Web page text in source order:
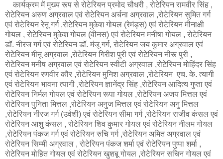
कार्यक्रम में मुख्य रूप से रोटेरियन प्रमोद चौधरी , रोटेरियन रामवीर सिंह ,
रोटेरियन अरुण अग्रवाल एवं रोटेरियन अर्चना अग्रवाल ,रोटेरियन सुमित गर्ग
एवं रोटेरियन रेनू गर्ग ,रोटेरियन मुकेश गोयल (रेमंड्स) एवं रोटेरियन मीनाक्षी
गोयल , रोटेरियन मुकेश गोयल (वीनस) एवं रोटेरियन मनीषा गोयल , रोटेरियन
डॉ. नीरज गर्ग एवं रोटेरियन डॉ. मंजू गर्ग, रोटेरियन जय कुमार अग्रवाल एवं
रोटेरियन मीनू अग्रवाल ,रोटेरियन गिरीश पुरी एवं रोटेरियन नीरू पुरी ,
रोटेरियन मनीष अग्रवाल एवं रोटेरियन स्वीटी अग्रवाल ,रोटेरियन मोहिंदर सिंह
एवं रोटेरियन रणवीर कौर ,रोटेरियन मुनिश अग्रवाल ,रोटेरियन एच. के. त्यागी
एवं रोटेरियन भावना त्यागी ,रोटेरियन ज्ञानेंद्र सिंह ,रोटेरियन आदित्य गुप्ता एवं
रोटेरियन निर्मल गोयल एवं रोटेरियन रूपा गोयल ,रोटेरियन अजय मित्तल एवं
रोटेरियन पुनिता मित्तल ,रोटेरियन अनुज मित्तल एवं रोटेरियन अनु मित्तल
,रोटेरियन नीरज गर्ग (उर्वशी) एवं रोटेरियन सीमा गर्ग ,रोटेरियन राजीव कंसल एवं
रोटेरियन आशु कंसल , रोटेरियन शिव कुमार गोयल एवं रोटेरियन नीलम गोयल
,रोटेरियन पंकज गर्ग एवं रोटेरियन रुचि गर्ग ,रोटेरियन अमित अग्रवाल एवं
रोटेरियन सिम्मी अग्रवाल , रोटेरियन पंकज शर्मा एवं रोटेरियन पुष्पा शर्मा ,
रोटेरियन मोहित गोयल एवं रोटेरियन खुशबू गोयल ,रोटेरियन सचिन गोयल एवं